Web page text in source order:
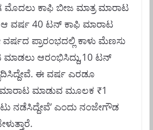
ಮೊದಲು ಕಾಫಿ ಬೀಜ ಮಾತ್ರ ಮಾರಾಟ
ಆ ವರ್ಷ 40 ಟನ್‌ ಕಾಫಿ ಮಾರಾಟ
ಪ್ರಾರಂಭದಲ್ಲಿ ಕಾಳು ಮೆಣಸು
ಆರಂಭಿಸಿದ್ದು,10 ಟನ್‌
ಈ ವರ್ಷ ಎರಡೂ
ಮಾರಾಟ ಮಾಡುವ ಮೂಲಕ ₹1
ನಡೆಸಿದ್ದೇವೆ’ ಎಂದು ನಂಜೇಗೌಡ